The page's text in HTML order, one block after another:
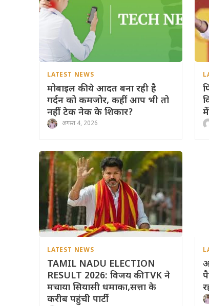
LATEST NEWS
मोबाइल की ये आदत बना रही है
गर्दन को कमजोर, कहीं आप भी तो
नहीं टेक नेक के शिकार?
अगस्त 4, 2026
LATEST NEWS
TAMIL NADU ELECTION
RESULT 2026: विजय की TVK ने
मचाया सियासी धमाका,सत्ता के
करीब पहुंची पार्टी